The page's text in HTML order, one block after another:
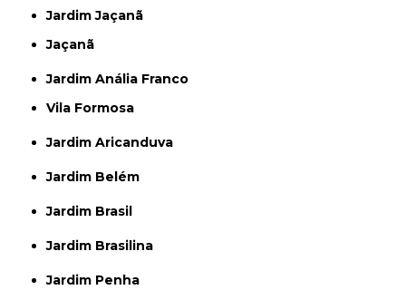
Jardim Jaçanã
Jaçanã
Jardim Anália Franco
Vila Formosa
Jardim Aricanduva
Jardim Belém
Jardim Brasil
Jardim Brasilina
Jardim Penha